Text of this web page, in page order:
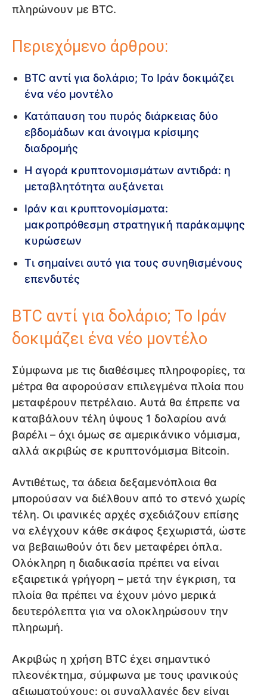
πληρώνουν με BTC.
Περιεχόμενο άρθρου:
BTC αντί για δολάριο; Το Ιράν δοκιμάζει
ένα νέο μοντέλο
Κατάπαυση του πυρός διάρκειας δύο
εβδομάδων και άνοιγμα κρίσιμης
διαδρομής
Η αγορά κρυπτονομισμάτων αντιδρά: η
μεταβλητότητα αυξάνεται
Ιράν και κρυπτονομίσματα:
μακροπρόθεσμη στρατηγική παράκαμψης
κυρώσεων
Τι σημαίνει αυτό για τους συνηθισμένους
επενδυτές
BTC αντί για δολάριο; Το Ιράν
δοκιμάζει ένα νέο μοντέλο
Σύμφωνα με τις διαθέσιμες πληροφορίες, τα
μέτρα θα αφορούσαν επιλεγμένα πλοία που
μεταφέρουν πετρέλαιο. Αυτά θα έπρεπε να
καταβάλουν τέλη ύψους 1 δολαρίου ανά
βαρέλι – όχι όμως σε αμερικάνικο νόμισμα,
αλλά ακριβώς σε κρυπτονόμισμα Bitcoin.
Αντιθέτως, τα άδεια δεξαμενόπλοια θα
μπορούσαν να διέλθουν από το στενό χωρίς
τέλη. Οι ιρανικές αρχές σχεδιάζουν επίσης
να ελέγχουν κάθε σκάφος ξεχωριστά, ώστε
να βεβαιωθούν ότι δεν μεταφέρει όπλα.
Ολόκληρη η διαδικασία πρέπει να είναι
εξαιρετικά γρήγορη – μετά την έγκριση, τα
πλοία θα πρέπει να έχουν μόνο μερικά
δευτερόλεπτα για να ολοκληρώσουν την
πληρωμή.
Ακριβώς η χρήση BTC έχει σημαντικό
πλεονέκτημα, σύμφωνα με τους ιρανικούς
αξιωματούχους: οι συναλλαγές δεν είναι